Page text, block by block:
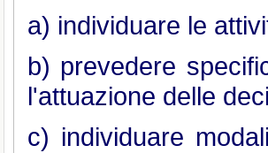
a) individuare le
b) prevedere
l'attuazione delle
c) individuare